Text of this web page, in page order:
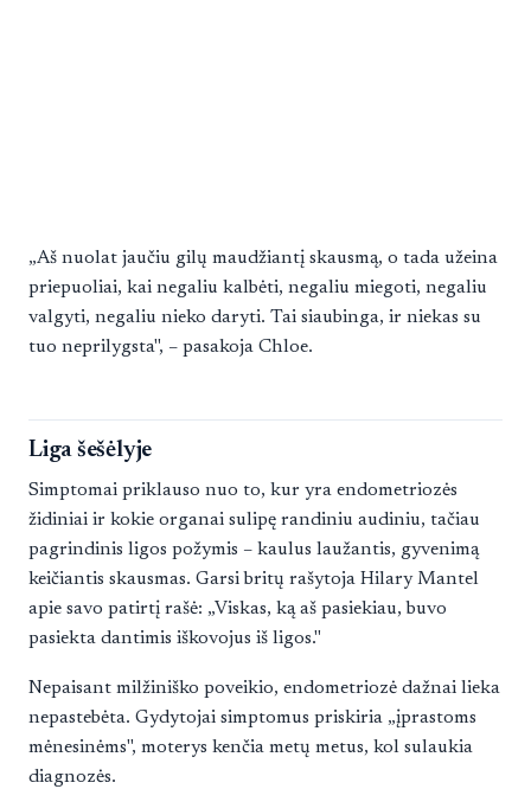
„Aš nuolat jaučiu gilų maudžiantį skausmą, o tada užeina
priepuoliai, kai negaliu kalbėti, negaliu miegoti, negaliu
valgyti, negaliu nieko daryti. Tai siaubinga, ir niekas su
tuo neprilygsta", – pasakoja Chloe.
Liga šešėlyje
Simptomai priklauso nuo to, kur yra endometriozės
židiniai ir kokie organai sulipę randiniu audiniu, tačiau
pagrindinis ligos požymis – kaulus laužantis, gyvenimą
keičiantis skausmas. Garsi britų rašytoja Hilary Mantel
apie savo patirtį rašė: „Viskas, ką aš pasiekiau, buvo
pasiekta dantimis iškovojus iš ligos."
Nepaisant milžiniško poveikio, endometriozė dažnai lieka
nepastebėta. Gydytojai simptomus priskiria „įprastoms
mėnesinėms", moterys kenčia metų metus, kol sulaukia
diagnozės.